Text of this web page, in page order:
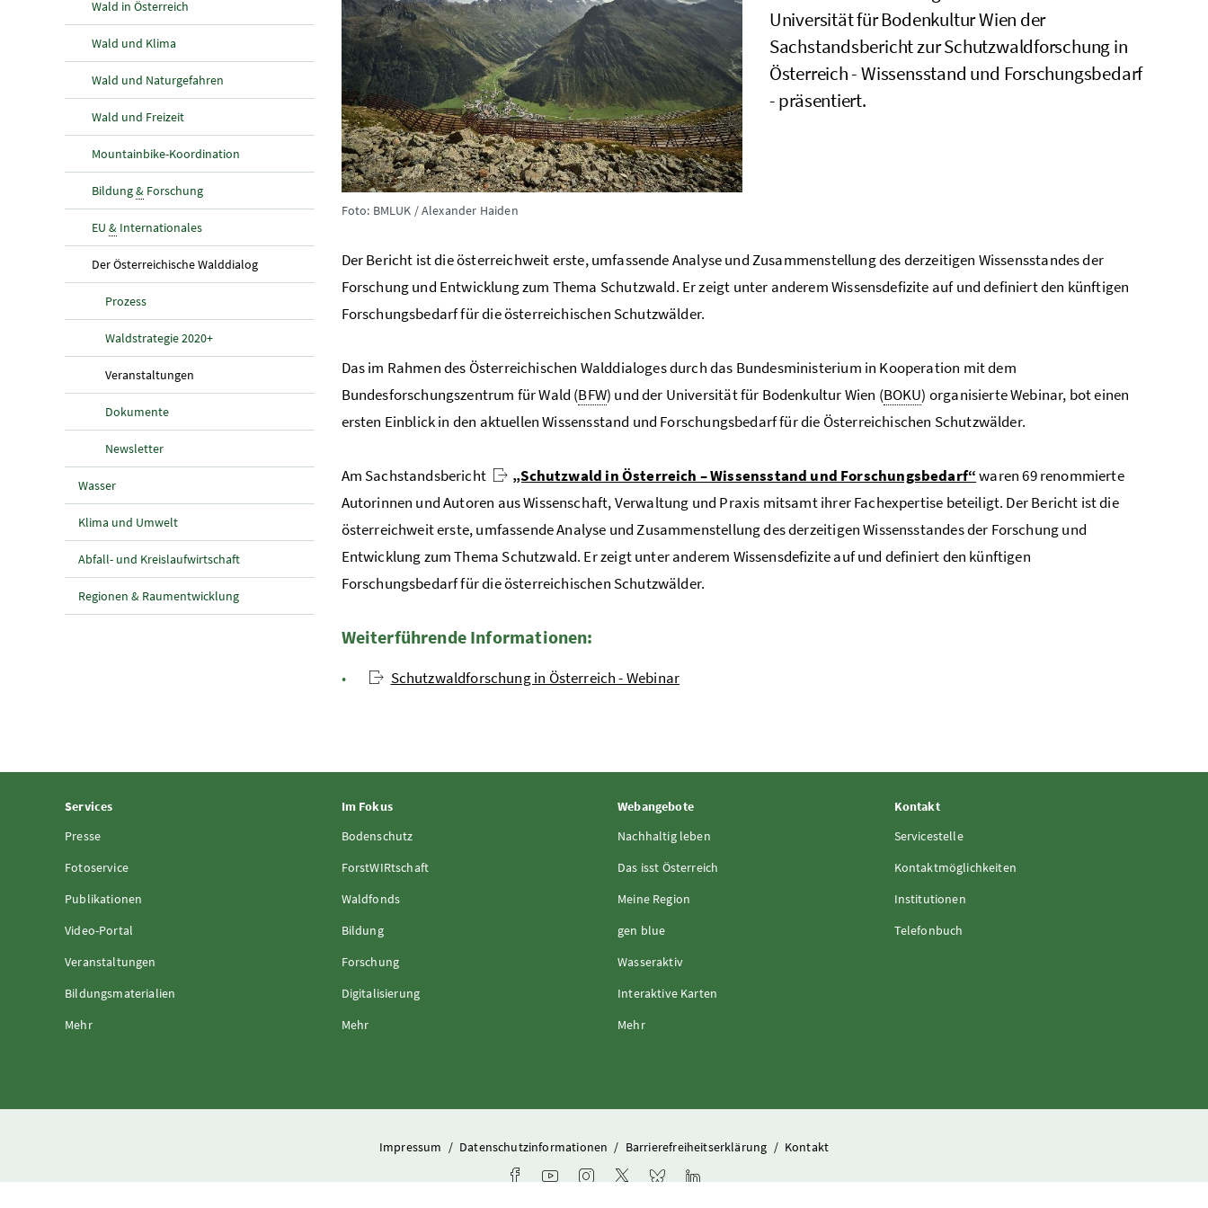
Wald in Österreich
Wald und Klima
Wald und Naturgefahren
Wald und Freizeit
Mountainbike-Koordination
Bildung& Forschung
EU & Internationales
Der Österreichische Walddialog(aktuelle Seite)
Prozess
Waldstrategie 2020+
Veranstaltungen(aktuelle Seite)
Dokumente
Newsletter
Wasser
Klima und Umwelt
Abfall- und Kreislaufwirtschaft
Regionen & Raumentwicklung
Foto: BMLUK / Alexander Haiden
Universität für Bodenkultur Wien der
Sachstandsbericht zur Schutzwaldforschung in
Österreich - Wissensstand und Forschungsbedarf
- präsentiert.
Der Bericht ist die österreichweit erste, umfassende Analyse und Zusammenstellung des derzeitigen Wissensstandes der
Forschung und Entwicklung zum Thema Schutzwald. Er zeigt unter anderem Wissensdefizite auf und definiert den künftigen
Forschungsbedarf für die österreichischen Schutzwälder.
Das im Rahmen des Österreichischen Walddialoges durch das Bundesministerium in Kooperation mit dem
Bundesforschungszentrum für Wald (BFW) und der Universität für Bodenkultur Wien (BOKU) organisierte Webinar, bot einen
ersten Einblick in den aktuellen Wissensstand und Forschungsbedarf für die Österreichischen Schutzwälder.
Am Sachstandsbericht „Schutzwald in Österreich – Wissensstand und Forschungsbedarf“waren 69 renommierte
Autorinnen und Autoren aus Wissenschaft, Verwaltung und Praxis mitsamt ihrer Fachexpertise beteiligt. Der Bericht ist die
österreichweit erste, umfassende Analyse und Zusammenstellung des derzeitigen Wissensstandes der Forschung und
Entwicklung zum Thema Schutzwald. Er zeigt unter anderem Wissensdefizite auf und definiert den künftigen
Forschungsbedarf für die österreichischen Schutzwälder.
Weiterführende Informationen:
Schutzwaldforschung in Österreich - Webinar
Services
Presse
Fotoservice
Publikationen
Video-Portal
Veranstaltungen
Bildungsmaterialien
Mehr
Im Fokus
Bodenschutz
ForstWIRtschaft
Waldfonds
Bildung
Forschung
Digitalisierung
Mehr
Webangebote
Nachhaltig leben
Das isst Österreich
Meine Region
gen blue
Wasseraktiv
Interaktive Karten
Mehr
Kontakt
Servicestelle
Kontaktmöglichkeiten
Institutionen
Telefonbuch
Impressum / Datenschutzinformationen / Barrierefreiheitserklärung / Kontakt
Facebook-Kanal des Ministeriums
Youtube-Kanal des Bundesministeriums für Land- und Forstwirtschaft, Regionen und Wasserwirtschaft
Instagram-Auftritt des Ministeriums
X-Account des Ministeriums
Bluesky-Account des Ministeriums